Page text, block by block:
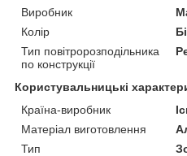
Виробник
Колір
Тип повітророзподільника
по конструкції
Користувальницькі
Країна-виробник
Матеріал виготовлення
Тип